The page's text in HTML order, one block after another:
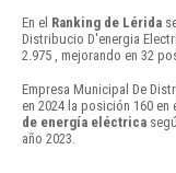
En el Ranking de Lérida
Distribucio D'energia
2.975 , mejorando en 32
Empresa Municipal De
en 2024 la posición 160 en
de energía eléctrica
año 2023.